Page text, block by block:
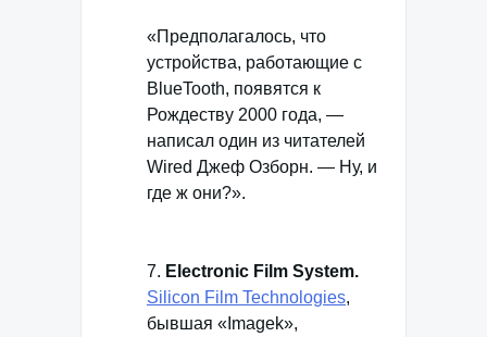
«Предполагалось, что
устройства, работающие с
BlueTooth, появятся к
Рождеству 2000 года, —
написал один из читателей
Wired Джеф Озборн. — Ну, и
где ж они?».
7. Electronic Film System.
Silicon Film Technologies,
бывшая «Imagek»,